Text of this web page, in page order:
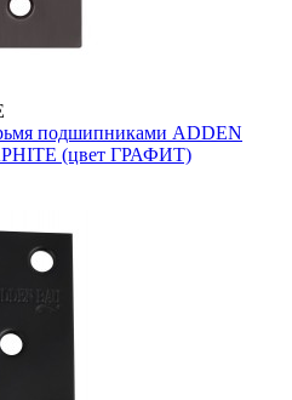
подшипниками ADDEN
(цвет ГРАФИТ)